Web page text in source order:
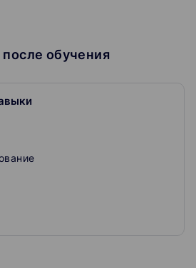
и домашние работы.
письменной части на
эксперты ОГЭ.
как на экзамене, и в
развёрнутую обратную связь.
подготовки и вашего
ответит на вопросы в
7.
обучения